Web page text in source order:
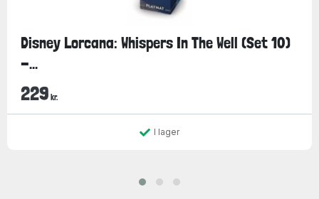
Disney Lorcana: Whispers In The Well (Set 10)
-...
229 kr.
I lager